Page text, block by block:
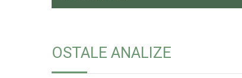
OSTALE ANALIZE